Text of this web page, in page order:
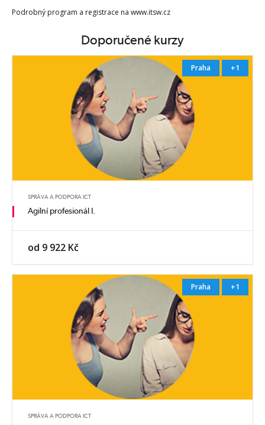
Podrobný program a registrace na www.itsw.cz
Doporučené kurzy
Praha +1
SPRÁVA A PODPORA ICT
Agilní profesionál I.
od 9 922 Kč
Praha +1
SPRÁVA A PODPORA ICT